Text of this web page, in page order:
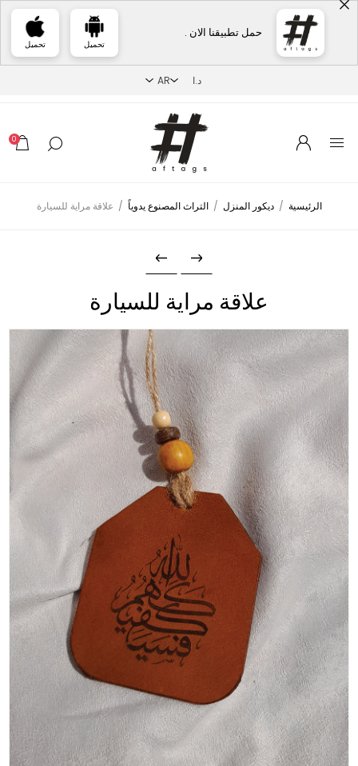
حمل تطبيقنا الان .
تحميل تحميل
0
الرئيسية / ديكور المنزل / التراث المصنوع يدوياً / علاقة مراية للسيارة
علاقة مراية للسيارة